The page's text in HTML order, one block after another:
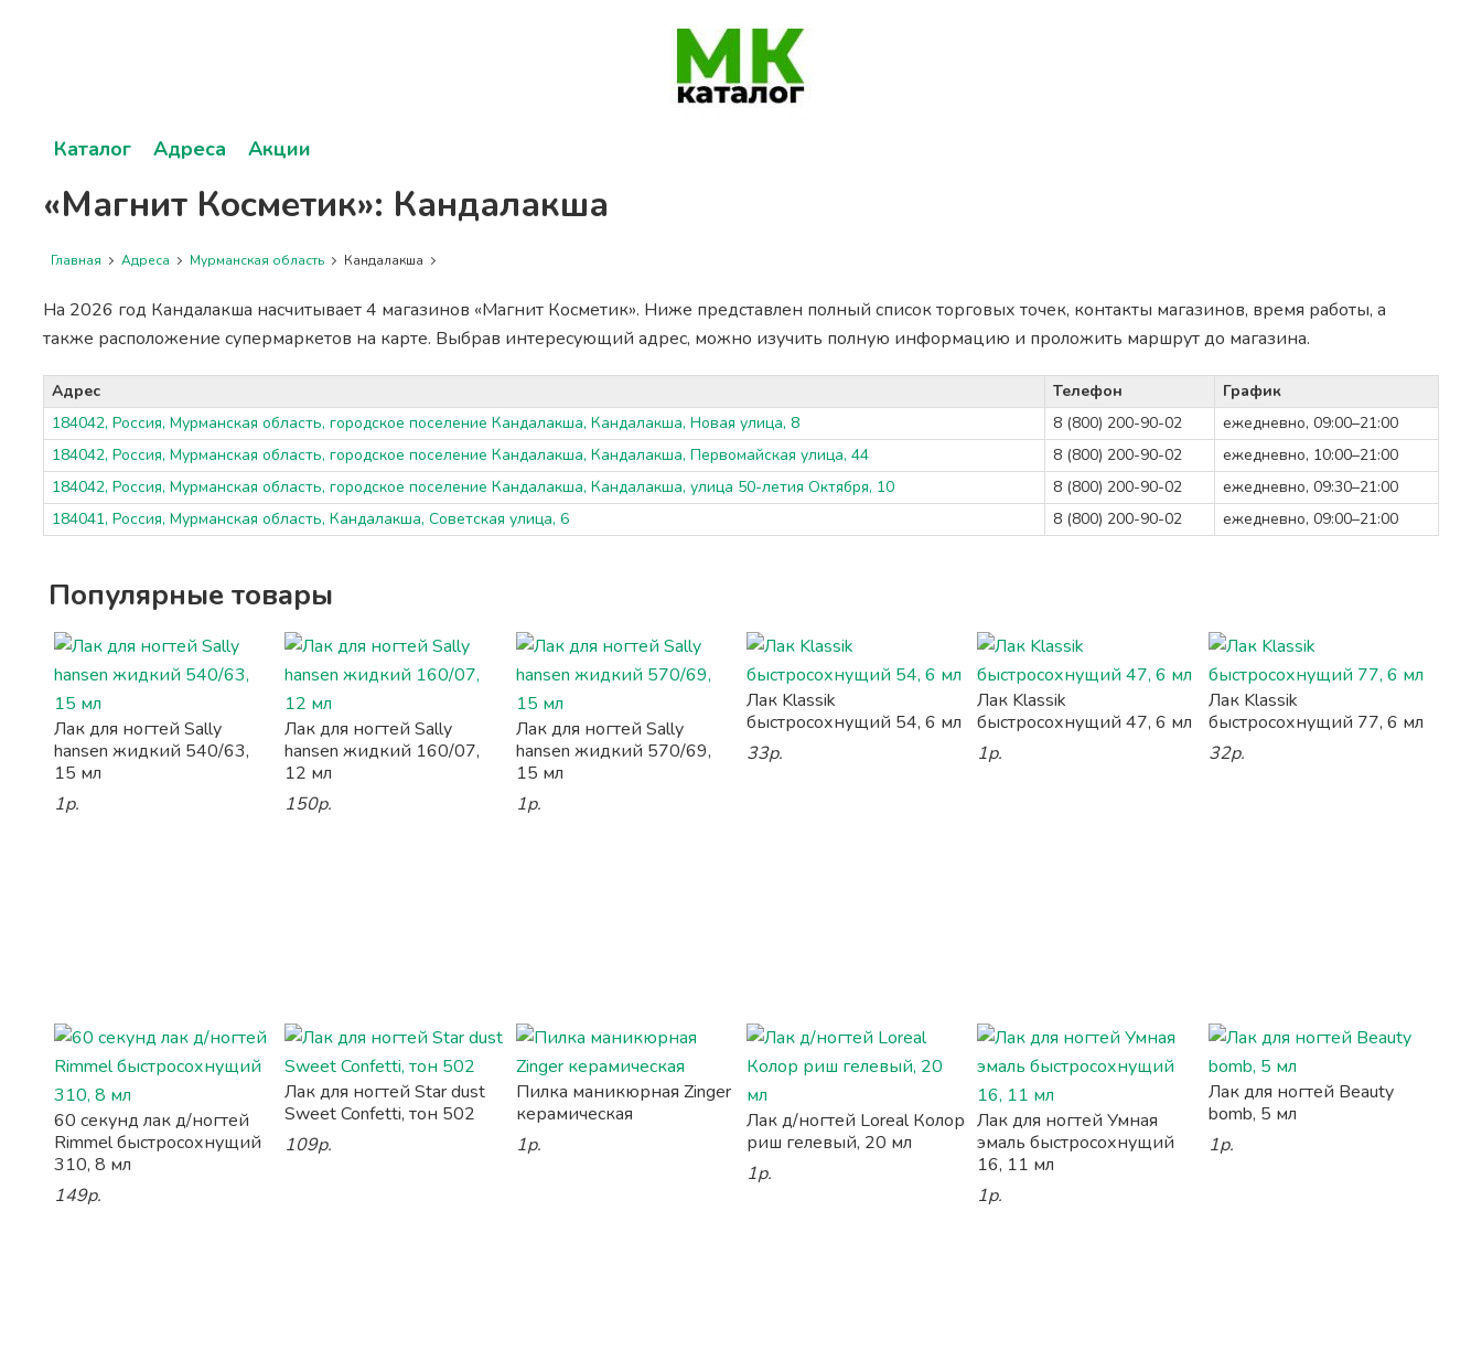
Каталог Адреса Акции
«Магнит Косметик»: Кандалакша
Главная Адреса Мурманская область Кандалакша
На 2026 год Кандалакша насчитывает 4 магазинов «Магнит Косметик». Ниже представлен полный список торговых точек, контакты магазинов, время работы, а
также расположение супермаркетов на карте. Выбрав интересующий адрес, можно изучить полную информацию и проложить маршрут до магазина.
Адрес Телефон
График
184042, Россия, Мурманская область, городское поселение Кандалакша, Кандалакша, Новая улица, 8
8 (800) 200-90-02
ежедневно, 09:00–21:00
184042, Россия, Мурманская область, городское поселение Кандалакша, Кандалакша, Первомайская улица, 44
8 (800) 200-90-02
ежедневно, 10:00–21:00
184042, Россия, Мурманская область, городское поселение Кандалакша, Кандалакша, улица 50-летия Октября, 10
8 (800) 200-90-02
ежедневно, 09:30–21:00
184041, Россия, Мурманская область, Кандалакша, Советская улица, 6
8 (800) 200-90-02 ежедневно, 09:00–21:00
Популярные товары
Лак для ногтей Sally
hansen жидкий 540/63,
15 мл
1р.
Лак для ногтей Sally
hansen жидкий 160/07,
12 мл
150р.
Лак для ногтей Sally
hansen жидкий 570/69,
15 мл
1р.
Лак Klassik
быстросохнущий 54, 6 мл
33р.
Лак Klassik
быстросохнущий 47, 6 мл
1р.
Лак Klassik
быстросохнущий 77, 6 мл
32р.
60 секунд лак д/ногтей
Rimmel быстросохнущий
310, 8 мл
149р.
Лак для ногтей Star dust
Sweet Confetti, тон 502
109р.
Пилка маникюрная Zinger
керамическая
1р.
Лак д/ногтей Loreal Колор
риш гелевый, 20 мл
1р.
Лак для ногтей Умная
эмаль быстросохнущий
16, 11 мл
1р.
Лак для ногтей Beauty
bomb, 5 мл
1р.